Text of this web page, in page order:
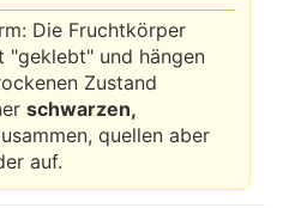
Die Fruchtkörper
"geklebt" und hängen
Zustand
schwarzen,
quellen aber
auf.